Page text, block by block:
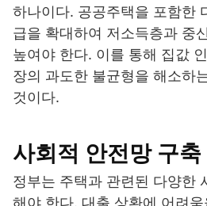
하나이다. 공공주택을 포함한
급을 확대하여 저소득층과 중
높여야 한다. 이를 통해 집값
장의 과도한 불균형을 해소하
것이다.
사회적 안전망 구
정부는 주택과 관련된 다양한